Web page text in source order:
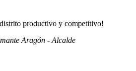
productivo y competitivo!
Aragón - Alcalde